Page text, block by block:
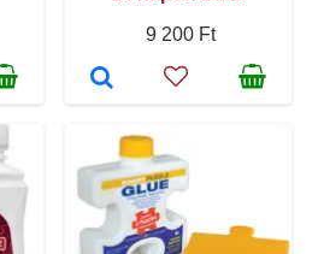
9 200 Ft